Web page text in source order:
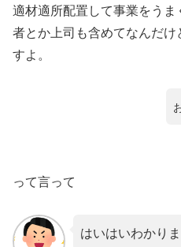
適材適所配置して事業をう
者とか上司も含めてなんだ
すよ。
って言って
はいはいわかりま